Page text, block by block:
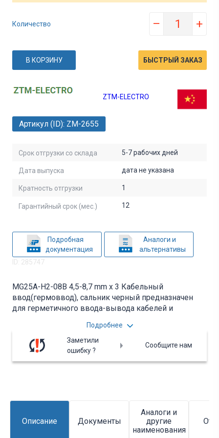
ZTM-ELECTRO
Артикул (ID): ZM-2655
Срок отгрузки со склада 5-7 рабочих дней
Дата выпуска дата не указана
Кратность отгрузки 1
Гарантийный срок (мес.) 12
Подробная
документация
Аналоги и
альтернативы
ID: 285747
Количество – +
В КОРЗИНУ БЫСТРЫЙ ЗАКАЗ
MG25A-H2-08B 4,5-8,7 mm x 3 Кабельный
ввод(гермоввод), сальник черный предназначен
для герметичного ввода-вывода кабелей и
электрооборудования. Диаметр входящего
кабеля: 3 кабеля диаметром 4,5-8,7 мм. Вся
дополнительная информация находится во
вложении на товар, см. pdf - файл.
Подробнее
Заметили
ошибку ?
Сообщите нам
Описание Документы
Аналоги и
другие
наименования